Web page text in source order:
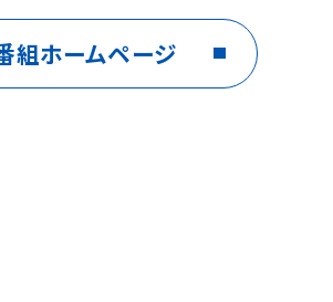
www.ntv.co.jp/straight/
更する場合があります。ご了
組ホームページ